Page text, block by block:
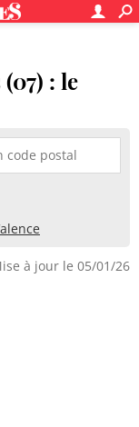
: le
à jour le 05/01/26